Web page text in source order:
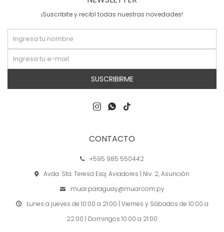
CONTACTO
+595 985 550442
Avda. Sta. Teresa Esq. Aviadores | Niv. 2, Asunción
muar.paraguay@muar.com.py
Lunes a jueves de 10:00 a 21:00 | Viernes y Sábados de 10:00 a
22:00 | Domingos 10:00 a 21:00
¡Suscribite y recibí todas nuestras novedades!
SUSCRIBIRME
  